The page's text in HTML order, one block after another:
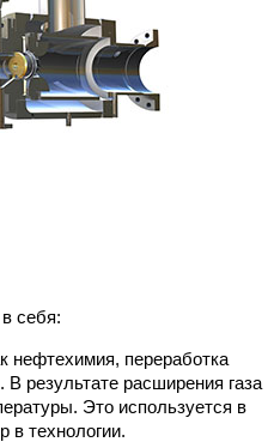
себя:
нефтехимия, переработка
В результате расширения газа
Это используется в
в технологии.